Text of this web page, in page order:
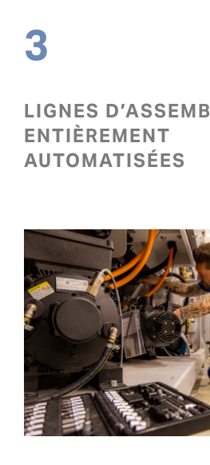
3
LIGNES
ENTIÈREMENT
AUTOMATISÉES